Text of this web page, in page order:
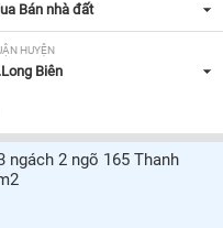
Bán nhà đất
HUYỆN
Biên
GIÁ
cả
ngách 2 ngõ 165 Thanh